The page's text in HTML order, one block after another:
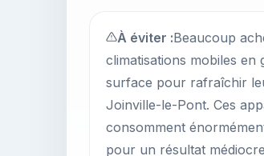
À éviter :Beaucoup
climatisations mobiles en
surface pour rafraîchir
Joinville-le-Pont. Ces
consomment
pour un résultat